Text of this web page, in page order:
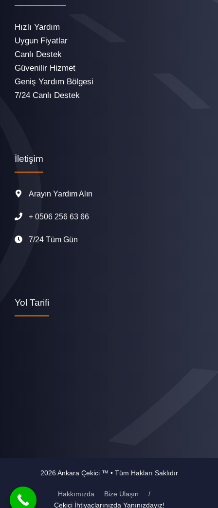
Hızlı Yardım
Uygun Fiyatlar
Canlı Destek
Güvenilir Hizmet
Geniş Yardım Bölgesi
7/24 Canlı Destek
İletişim
Arayın Yardım Alın
+ 0506 256 63 66
7/24 Tüm Gün
Yol Tarifi
2026 Ankara Çekici ™ • Tüm Hakları Saklıdır
Hakkımızda Bize Ulaşın
/
Çekici İhtiyaçlarınızda Yanınızdayız!